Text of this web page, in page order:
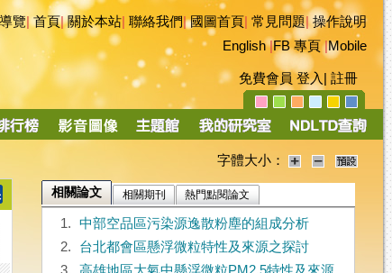
覽|首頁|關於本站 聯絡我們|國圖首頁 常見問題|操作說明
English|FB 專頁|Mobile
免費會員 登入 註冊
字體大小：
相關論文 相關期刊 熱門點閱論文
1.
中部空品區污染源逸散粉塵的組成分析
2.
台北都會區懸浮微粒特性及來源之探討